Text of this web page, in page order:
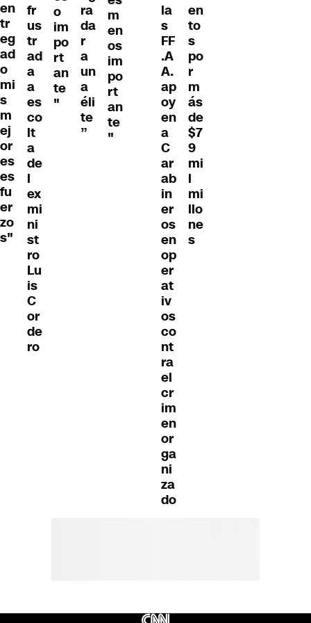
en
tr
eg
ad
o
mi
s
m
ej
or
es
es
fu
er
zo
s"
fr
us
tr
ad
a
a
es
co
lt
a
de
l
ex
mi
ni
st
ro
Lu
is
C
or
de
ro
o
im
po
rt
an
te
"
ra
da
r
a
un
a
éli
te
”
m
en
os
im
po
rt
an
te
"
la
s
FF
.A
A.
ap
oy
en
a
C
ar
ab
in
er
os
en
op
er
at
iv
os
co
nt
ra
el
cr
im
en
or
ga
ni
za
do
en
to
s
po
r
m
ás
de
$7
9
mi
l
mi
llo
ne
s